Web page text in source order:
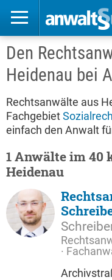
Den
Heidenau bei
Rechtsanwälte aus
Fachgebiet
einfach den Anwalt
1 Anwälte im 40
Heidenau
·